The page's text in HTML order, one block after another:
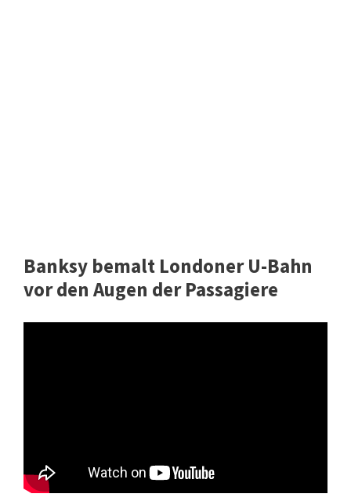
Banksy bemalt Londoner U-Bahn
vor den Augen der Passagiere